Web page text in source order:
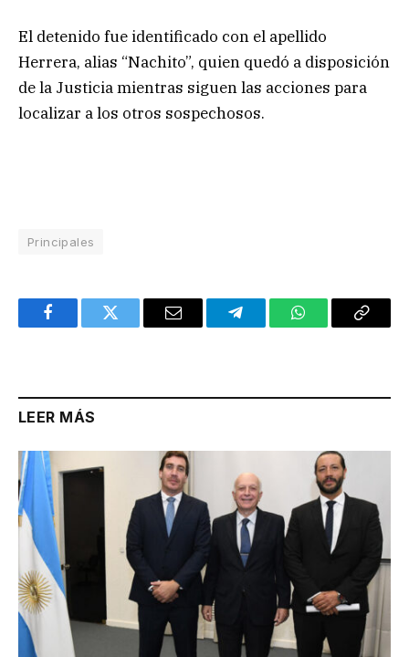
El detenido fue identificado con el apellido
Herrera, alias “Nachito”, quien quedó a disposición
de la Justicia mientras siguen las acciones para
localizar a los otros sospechosos.
Principales
FacebookTwitter Email TelegramWhatsAppCopy
LEER MÁS